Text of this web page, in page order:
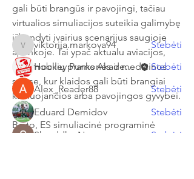
gali būti brangūs ir pavojingi, tačiau
virtualios simuliacijos suteikia galimybę
išbandyti įvairius scenarijus saugioje
aplinkoje. Tai ypač aktualu aviacijos,
automobilių pramonės ir medicinos
srityse, kur klaidos gali būti brangiai
kainuojančios arba pavojingos gyvybei.
Be to, ES simuliacinė programinė
Nariai
viktorija.markova94
viktorija.markova94
Stebėti
Hockey Punks Akademija
Stebėti
Alex_Reader88
Stebėti
Eduard Demidov
Stebėti
Shraddha Nevase
Stebėti